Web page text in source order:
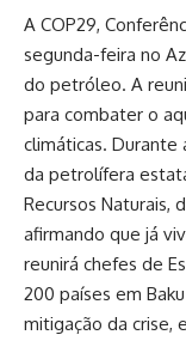
A COP29,
segunda-feira no
do petróleo. A
para combater o
climáticas. Durante
da petrolífera
Recursos Naturais,
afirmando que já
reunirá chefes de
200 países em
mitigação da crise,